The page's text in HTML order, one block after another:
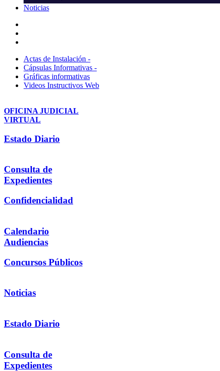
Noticias
Actas de Instalación -
Cápsulas Informativas -
Gráficas informativas
Videos Instructivos Web
OFICINA JUDICIAL
VIRTUAL
Estado Diario
Consulta de
Expedientes
Confidencialidad
Calendario
Audiencias
Concursos Públicos
Noticias
Estado Diario
Consulta de
Expedientes